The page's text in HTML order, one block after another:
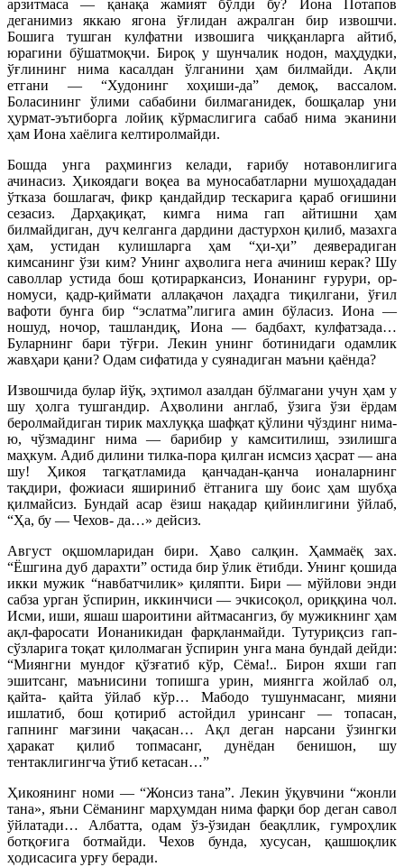
арзитмаса — қанақа жамият бўлди бу? Иона Потапов
деганимиз яккаю ягона ўғлидан ажралган бир извошчи.
Бошига тушган кулфатни извошига чиққанларга айтиб,
юрагини бўшатмоқчи. Бироқ у шунчалик нодон, маҳдудки,
ўғлининг нима касалдан ўлганини ҳам билмайди. Ақли
етгани — “Худонинг хоҳиши-да” демоқ, вассалом.
Боласининг ўлими сабабини билмаганидек, бошқалар уни
ҳурмат-эътиборга лойиқ кўрмаслигига сабаб нима эканини
ҳам Иона хаёлига келтиролмайди.
Бошда унга раҳмингиз келади, ғарибу нотавонлигига
ачинасиз. Ҳикоядаги воқеа ва муносабатларни мушоҳададан
ўтказа бошлагач, фикр қандайдир тескарига қараб оғишини
сезасиз. Дарҳақиқат, кимга нима гап айтишни ҳам
билмайдиган, дуч келганга дардини дастурхон қилиб, мазахга
ҳам, устидан кулишларга ҳам “ҳи-ҳи” деяверадиган
кимсанинг ўзи ким? Унинг аҳволига нега ачиниш керак? Шу
саволлар устида бош қотираркансиз, Ионанинг ғурури, ор-
номуси, қадр-қиймати аллақачон лаҳадга тиқилгани, ўғил
вафоти бунга бир “эслатма”лигига амин бўласиз. Иона —
ношуд, ночор, ташландиқ, Иона — бадбахт, кулфатзада…
Буларнинг бари тўғри. Лекин унинг ботинидаги одамлик
жавҳари қани? Одам сифатида у суянадиган маъни қаёнда?
Извошчида булар йўқ, эҳтимол азалдан бўлмагани учун ҳам у
шу ҳолга тушгандир. Аҳволини англаб, ўзига ўзи ёрдам
беролмайдиган тирик махлуққа шафқат қўлини чўздинг нима-
ю, чўзмадинг нима — барибир у камситилиш, эзилишга
маҳкум. Адиб дилини тилка-пора қилган исмсиз ҳасрат — ана
шу! Ҳикоя тагқатламида қанчадан-қанча ионаларнинг
тақдири, фожиаси яшириниб ётганига шу боис ҳам шубҳа
қилмайсиз. Бундай асар ёзиш нақадар қийинлигини ўйлаб,
“Ҳа, бу — Чехов- да…» дейсиз.
Август оқшомларидан бири. Ҳаво салқин. Ҳаммаёқ зах.
“Ёшгина дуб дарахти” остида бир ўлик ётибди. Унинг қошида
икки мужик “навбатчилик» қиляпти. Бири — мўйлови энди
сабза урган ўспирин, иккинчиси — эчкисоқол, ориққина чол.
Исми, иши, яшаш шароитини айтмасангиз, бу мужикнинг ҳам
ақл-фаросати Ионаникидан фарқланмайди. Тутуриқсиз гап-
сўзларига тоқат қилолмаган ўспирин унга мана бундай дейди:
“Миянгни мундоғ қўзғатиб кўр, Сёма!.. Бирон яхши гап
эшитсанг, маънисини топишга урин, миянгга жойлаб ол,
қайта- қайта ўйлаб кўр… Мабодо тушунмасанг, мияни
ишлатиб, бош қотириб астойдил уринсанг — топасан,
гапнинг мағзини чақасан… Ақл деган нарсани ўзингки
ҳаракат қилиб топмасанг, дунёдан бенишон, шу
тентаклигингча ўтиб кетасан…”
Ҳикоянинг номи — “Жонсиз тана”. Лекин ўқувчини “жонли
тана», яъни Сёманинг марҳумдан нима фарқи бор деган савол
ўйлатади… Албатта, одам ўз-ўзидан беақллик, гумроҳлик
ботқоғига ботмайди. Чехов бунда, хусусан, қашшоқлик
ҳодисасига урғу беради.